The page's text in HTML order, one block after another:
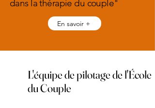
dans la thérapie du couple"
En savoir +
L'équipe de pilotage de l'École
du Couple